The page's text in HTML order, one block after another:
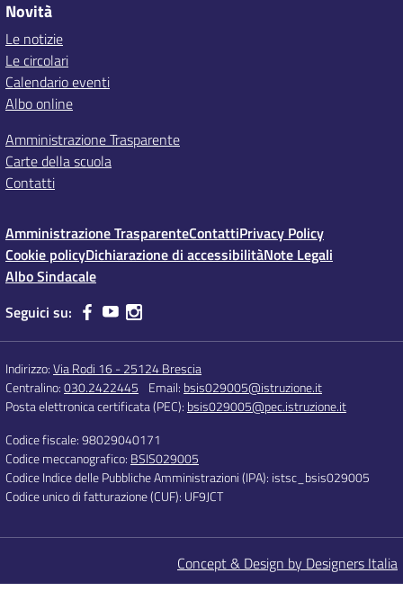
Novità
Le notizie
Le circolari
Calendario eventi
Albo online
Amministrazione Trasparente
Carte della scuola
Contatti
Amministrazione TrasparenteContattiPrivacy Policy
Cookie policyDichiarazione di accessibilitàNote Legali
Albo Sindacale
Seguici su:
Indirizzo:Via Rodi 16 - 25124 Brescia
Centralino:030.2422445 Email: bsis029005@istruzione.it
Posta elettronica certificata (PEC): bsis029005@pec.istruzione.it
Codice fiscale: 98029040171
Codice meccanografico: BSIS029005
Codice Indice delle Pubbliche Amministrazioni (IPA): istsc_bsis029005
Codice unico di fatturazione (CUF): UF9JCT
Concept & Design by Designers Italia